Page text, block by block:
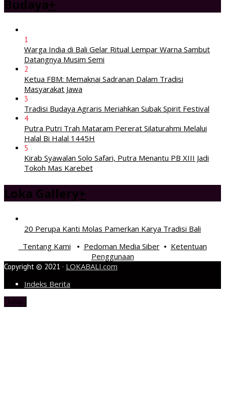
Budaya+
1
Warga India di Bali Gelar Ritual Lempar Warna Sambut
Datangnya Musim Semi
2
Ketua FBM: Memaknai Sadranan Dalam Tradisi
Masyarakat Jawa
3
Tradisi Budaya Agraris Meriahkan Subak Spirit Festival
4
Putra Putri Trah Mataram Pererat Silaturahmi Melalui
Halal Bi Halal 1445H
5
Kirab Syawalan Solo Safari, Putra Menantu PB XIII Jadi
Tokoh Mas Karebet
Loka Gallery+
20 Perupa Kanti Molas Pamerkan Karya Tradisi Bali
Tentang Kami • Pedoman Media Siber• Ketentuan
Penggunaan
Copyright © 2021 · LOKABALI.com
Indeks Berita
tutup